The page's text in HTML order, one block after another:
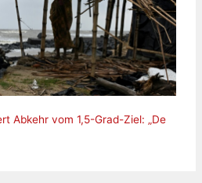
Abkehr vom 1,5-Grad-Ziel: „De